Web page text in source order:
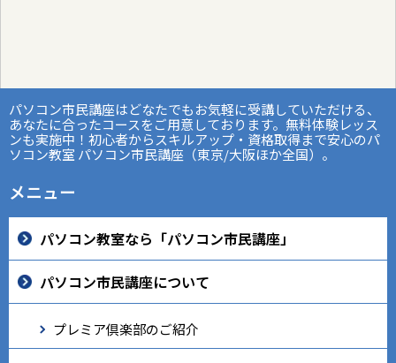
パソコン市民講座はどなたでもお気軽に受講していただける、
あなたに合ったコースをご用意しております。無料体験レッス
ンも実施中！初心者からスキルアップ・資格取得まで安心のパ
ソコン教室 パソコン市民講座（東京/大阪ほか全国）。
メニュー
パソコン教室なら「パソコン市民講座」
パソコン市民講座について
プレミア倶楽部のご紹介